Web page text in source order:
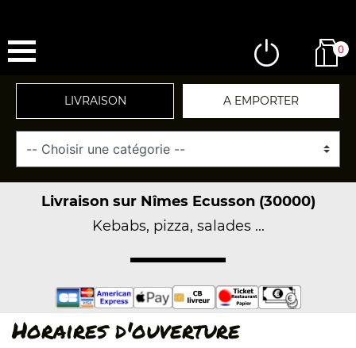
0
LIVRAISON A EMPORTER
Livraison sur Nîmes Ecusson (30000)
Kebabs, pizza, salades ...
Horaires d'ouverture